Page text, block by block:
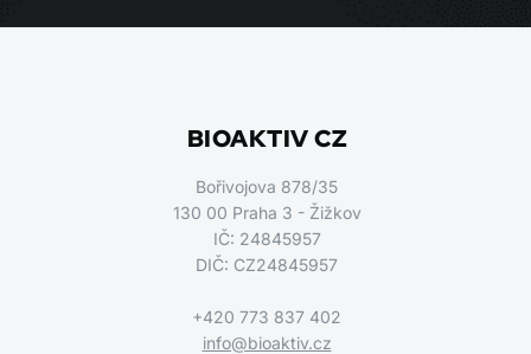
BIOAKTIV CZ
Bořivojova 878/35
130 00 Praha 3 - Žižkov
IČ: 24845957
DIČ: CZ24845957
+420 773 837 402
info@bioaktiv.cz